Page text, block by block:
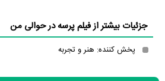
جزئیات بیشتر از فیلم پرسه در حوالی من
پخش کننده: هنر و تجربه